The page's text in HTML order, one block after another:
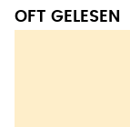
OFT GELESEN